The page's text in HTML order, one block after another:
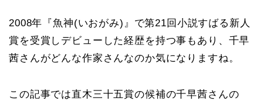
2008年『魚神(いおがみ)』で第21回小説すばる新人
賞を受賞しデビューした経歴を持つ事もあり、千早
茜さんがどんな作家さんなのか気になりますね。
この記事では直木三十五賞の候補の千早茜さんの